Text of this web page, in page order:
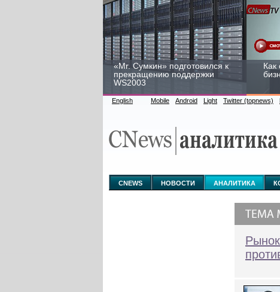
«Mr. Сумкин» подготовился к
прекращению поддержки
WS2003
Как
к аналитике
English Mobile Android Light Twitter (topnews)
CNEWS НОВОСТИ АНАЛИТИКА